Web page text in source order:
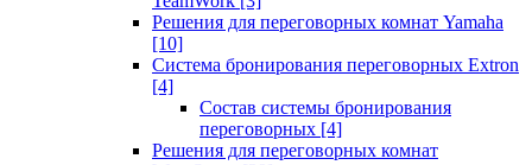
Решения для переговорных комнат Yamaha
[10]
Система бронирования переговорных Extron
[4]
Состав системы бронирования
переговорных [4]
Решения для переговорных комнат